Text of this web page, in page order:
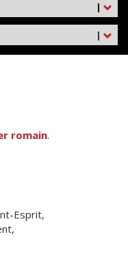
|
|
romain.
Esprit,